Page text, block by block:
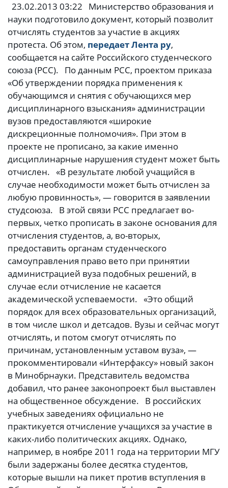
23.02.2013 03:22 Министерство образования и
науки подготовило документ, который позволит
отчислять студентов за участие в акциях
протеста. Об этом, передает Лента ру,
сообщается на сайте Российского студенческого
союза (РСС). По данным РСС, проектом приказа
«Об утверждении порядка применения к
обучающимся и снятия с обучающихся мер
дисциплинарного взыскания» администрации
вузов предоставляются «широкие
дискреционные полномочия». При этом в
проекте не прописано, за какие именно
дисциплинарные нарушения студент может быть
отчислен. «В результате любой учащийся в
случае необходимости может быть отчислен за
любую провинность», — говорится в заявлении
студсоюза. В этой связи РСС предлагает во-
первых, четко прописать в законе основания для
отчисления студентов, а, во-вторых,
предоставить органам студенческого
самоуправления право вето при принятии
администрацией вуза подобных решений, в
случае если отчисление не касается
академической успеваемости. «Это общий
порядок для всех образовательных организаций,
в том числе школ и детсадов. Вузы и сейчас могут
отчислять, и потом смогут отчислять по
причинам, установленным уставом вуза», —
прокомментировали «Интерфаксу» новый закон
в Минобрнауки. Представитель ведомства
добавил, что ранее законопроект был выставлен
на общественное обсуждение. В российских
учебных заведениях официально не
практикуется отчисление учащихся за участие в
каких-либо политических акциях. Однако,
например, в ноябре 2011 года на территории МГУ
были задержаны более десятка студентов,
которые вышли на пикет против вступления в